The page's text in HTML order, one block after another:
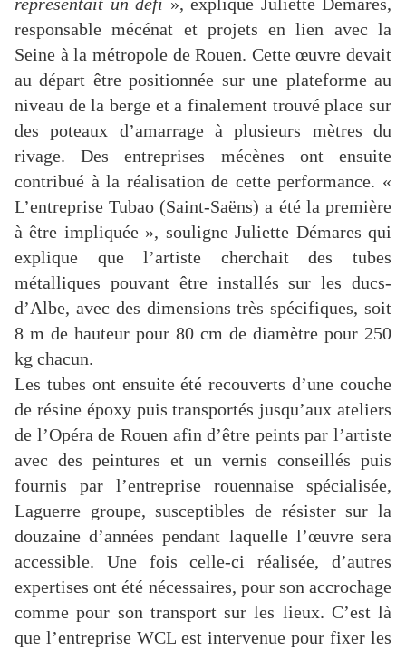
responsable mécénat et projets en lien avec la
Seine à la métropole de Rouen. Cette œuvre devait
au départ être positionnée sur une plateforme au
niveau de la berge et a finalement trouvé place sur
des poteaux d’amarrage à plusieurs mètres du
rivage. Des entreprises mécènes ont ensuite
contribué à la réalisation de cette performance. «
L’entreprise Tubao (Saint-Saëns) a été la première
à être impliquée », souligne Juliette Démares qui
explique que l’artiste cherchait des tubes
métalliques pouvant être installés sur les ducs-
d’Albe, avec des dimensions très spécifiques, soit
8 m de hauteur pour 80 cm de diamètre pour 250
kg chacun.
Les tubes ont ensuite été recouverts d’une couche
de résine époxy puis transportés jusqu’aux ateliers
de l’Opéra de Rouen afin d’être peints par l’artiste
avec des peintures et un vernis conseillés puis
fournis par l’entreprise rouennaise spécialisée,
Laguerre groupe, susceptibles de résister sur la
douzaine d’années pendant laquelle l’œuvre sera
accessible. Une fois celle-ci réalisée, d’autres
expertises ont été nécessaires, pour son accrochage
comme pour son transport sur les lieux. C’est là
que l’entreprise WCL est intervenue pour fixer les